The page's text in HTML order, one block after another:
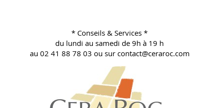
* Conseils & Services *
du lundi au samedi de 9h à 19 h
au 02 41 88 78 03 ou sur contact@ceraroc.com